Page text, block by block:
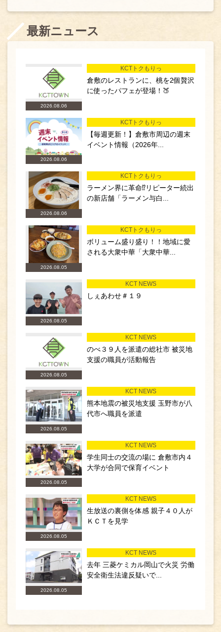
最新ニュース
2026.08.06
KCTトクもりっ
倉敷のレストランに、桃を2個贅沢
に使ったパフェが登場！🍑
2026.08.06
KCTトクもりっ
【毎週更新！】倉敷市周辺の週末
イベント情報（2026年...
2026.08.06
KCTトクもりっ
ラーメン界に革命⁉リピーター続出
の新店舗「ラーメン与白...
2026.08.05
KCTトクもりっ
ボリューム盛り盛り！！地域に愛
される大衆中華「大衆中華...
2026.08.05
KCT NEWS
しぇあわせ＃１９
2026.08.05
KCT NEWS
のべ３９人を派遣の総社市 被災地
支援の職員が活動報告
2026.08.05
KCT NEWS
熊本地震の被災地支援 玉野市が八
代市へ職員を派遣
2026.08.05
KCT NEWS
学生同士の交流の場に 倉敷市内４
大学が合同で保育イベント
2026.08.05
KCT NEWS
生放送の裏側を体感 親子４０人が
ＫＣＴを見学
2026.08.05
KCT NEWS
去年 三菱ケミカル岡山で火災 労働
安全衛生法違反疑いで...